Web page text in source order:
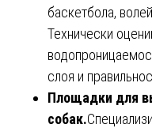
баскетбола,
Технически
слоя и
Площадки для
собак.